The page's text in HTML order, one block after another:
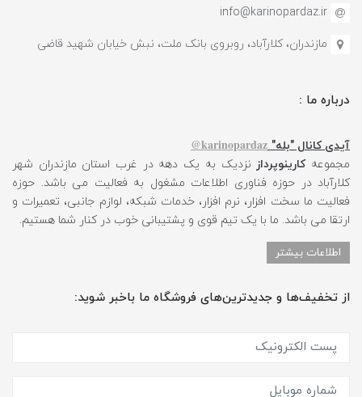
info@karinopardaz.ir
مازندران، کلارآباد، روبروی بانک ملت، نبش خیابان شهید قاضی
درباره ما :
آیدی کانال "بله" karinopardaz@
مجموعهکارینوپرداز نزدیک به یک دهه در غرب استان مازندران شهر
کلارآباد در حوزه فناوری اطلاعات مشغول به فعالیت می باشد. حوزه
فعالیت ما سخت افزار، نرم افزار، خدمات شبکه، لوازم جانبی، تعمیرات و
ارتقا می باشد. ما با یک تیم قوی و پشتیبانی خوب در کنار شما هستیم.
اطلاعات بیشتر
از تخفیف‌ها و جدیدترین‌های فروشگاه ما باخبر شوید: